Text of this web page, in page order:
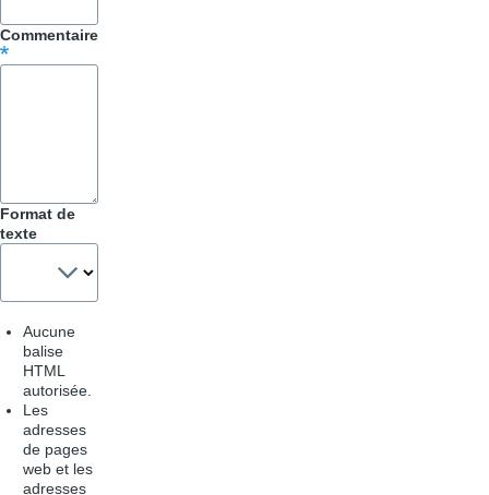
pour
Trucs
Commentaire
Format de
texte
Aucune
balise
HTML
autorisée.
Les
adresses
de pages
web et les
adresses